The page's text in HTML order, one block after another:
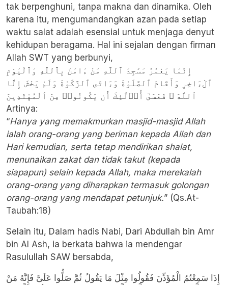
tak berpenghuni, tanpa makna dan dinamika. Oleh
karena itu, mengumandangkan azan pada setiap
waktu salat adalah esensial untuk menjaga denyut
kehidupan beragama. Hal ini sejalan dengan firman
Allah SWT yang berbunyi,
إِنَّمَا يَعْمُرُ مَسَٰجِدَ ٱللَّهِ مَنْ ءَامَنَ بِٱللَّهِ وَٱلْيَوْمِ
ٱلْءَاخِرِ وَأَقَامَ ٱلصَّلَوٰةَ وَءَاتَى ٱلزَّكَوٰةَ وَلَمْ يَخْشَ إِلَّا
ٱللَّهَ ۖ فَعَسَىٰٓ أُو۟لَٰٓئِكَ أَن يَكُونُوا۟ مِنَ ٱلْمُهْتَدِينَ
Artinya:
“Hanya yang memakmurkan masjid-masjid Allah
ialah orang-orang yang beriman kepada Allah dan
Hari kemudian, serta tetap mendirikan shalat,
menunaikan zakat dan tidak takut (kepada
siapapun) selain kepada Allah, maka merekalah
orang-orang yang diharapkan termasuk golongan
orang-orang yang mendapat petunjuk.” (Qs.At-
Taubah:18)
​Selain itu, Dalam hadis Nabi, Dari Abdullah bin Amr
bin Al Ash, ia berkata bahwa ia mendengar
Rasulullah SAW bersabda,
إِذَا سَمِعْتُمُ الْمُؤَذِّنَ فَقُولُوا مِثْلَ مَا يَقُولُ ثُمَّ صَلُّوا عَلَىَّ فَإِنَّهُ مَنْ